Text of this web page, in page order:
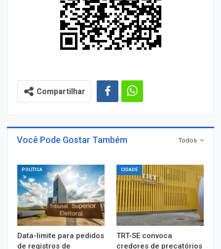
Compartilhar
Todos
Você Pode Gostar Também
POLÍTICA
Data-limite para pedidos
de registros de
CIDADE
TRT-SE convoca
credores de precatórios